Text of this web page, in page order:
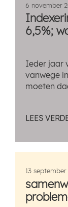
6 november
6,5%;
Ieder jaar
vanwege
moeten
LEES
13